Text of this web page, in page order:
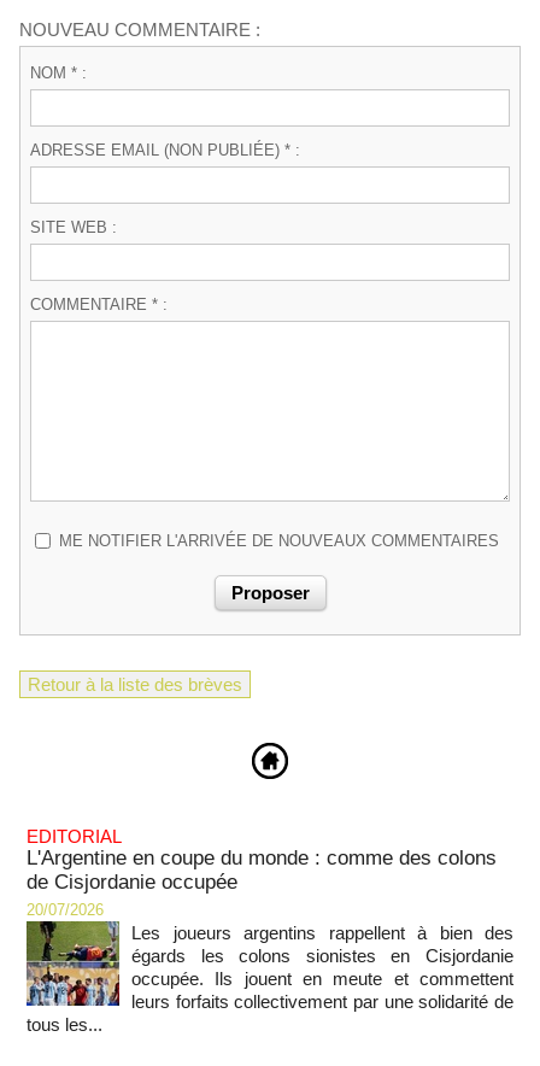
NOUVEAU COMMENTAIRE :
NOM * :
ADRESSE EMAIL (NON PUBLIÉE) * :
SITE WEB :
COMMENTAIRE * :
ME NOTIFIER L'ARRIVÉE DE NOUVEAUX COMMENTAIRES
Retour à la liste des brèves
EDITORIAL
L'Argentine en coupe du monde : comme des colons
de Cisjordanie occupée
20/07/2026
Les joueurs argentins rappellent à bien des
égards les colons sionistes en Cisjordanie
occupée. Ils jouent en meute et commettent
leurs forfaits collectivement par une solidarité de
tous les...